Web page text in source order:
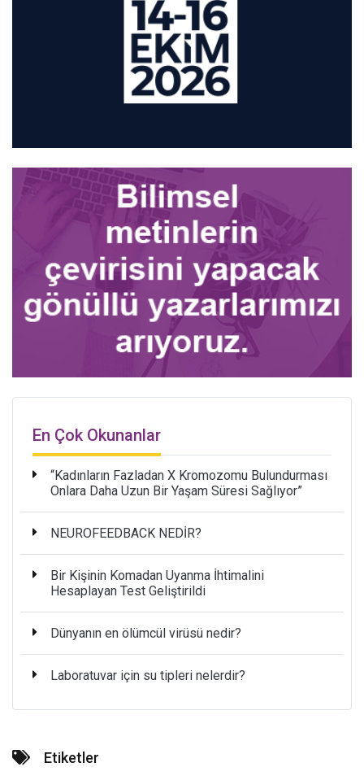
En Çok Okunanlar
“Kadınların Fazladan X Kromozomu Bulundurması
Onlara Daha Uzun Bir Yaşam Süresi Sağlıyor”
NEUROFEEDBACK NEDİR?
Bir Kişinin Komadan Uyanma İhtimalini
Hesaplayan Test Geliştirildi
Dünyanın en ölümcül virüsü nedir?
Laboratuvar için su tipleri nelerdir?
Etiketler